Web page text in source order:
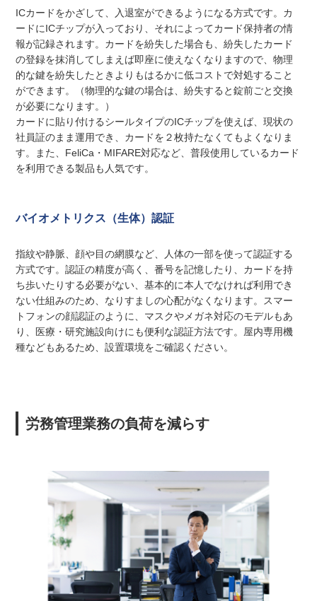
ICカードをかざして、入退室ができるようになる方式です。カ
ードにICチップが入っており、それによってカード保持者の情
報が記録されます。カードを紛失した場合も、紛失したカード
の登録を抹消してしまえば即座に使えなくなりますので、物理
的な鍵を紛失したときよりもはるかに低コストで対処すること
ができます。（物理的な鍵の場合は、紛失すると錠前ごと交換
が必要になります。）
カードに貼り付けるシールタイプのICチップを使えば、現状の
社員証のまま運用でき、カードを２枚持たなくてもよくなりま
す。また、FeliCa・MIFARE対応など、普段使用しているカード
を利用できる製品も人気です。
バイオメトリクス（生体）認証
指紋や静脈、顔や目の網膜など、人体の一部を使って認証する
方式です。認証の精度が高く、番号を記憶したり、カードを持
ち歩いたりする必要がない、基本的に本人でなければ利用でき
ない仕組みのため、なりすましの心配がなくなります。スマー
トフォンの顔認証のように、マスクやメガネ対応のモデルもあ
り、医療・研究施設向けにも便利な認証方法です。屋内専用機
種などもあるため、設置環境をご確認ください。
労務管理業務の負荷を減らす